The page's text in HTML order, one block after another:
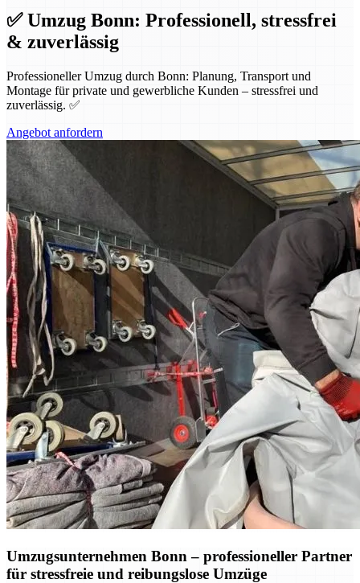
✅ Umzug Bonn: Professionell, stressfrei
& zuverlässig
Professioneller Umzug durch Bonn: Planung, Transport und
Montage für private und gewerbliche Kunden – stressfrei und
zuverlässig. ✅
Angebot anfordern
Umzugsunternehmen Bonn – professioneller Partner
für stressfreie und reibungslose Umzüge